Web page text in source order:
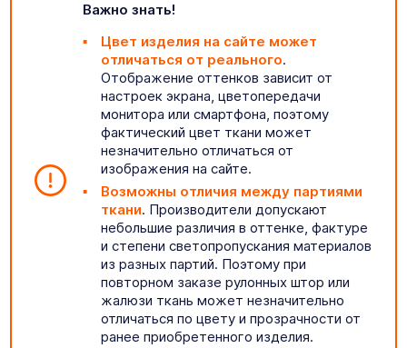
Важно знать!
Цвет изделия на сайте может
отличаться от реального.
Отображение оттенков зависит от
настроек экрана, цветопередачи
монитора или смартфона, поэтому
фактический цвет ткани может
незначительно отличаться от
изображения на сайте.
Возможны отличия между партиями
ткани. Производители допускают
небольшие различия в оттенке, фактуре
и степени светопропускания материалов
из разных партий. Поэтому при
повторном заказе рулонных штор или
жалюзи ткань может незначительно
отличаться по цвету и прозрачности от
ранее приобретенного изделия.